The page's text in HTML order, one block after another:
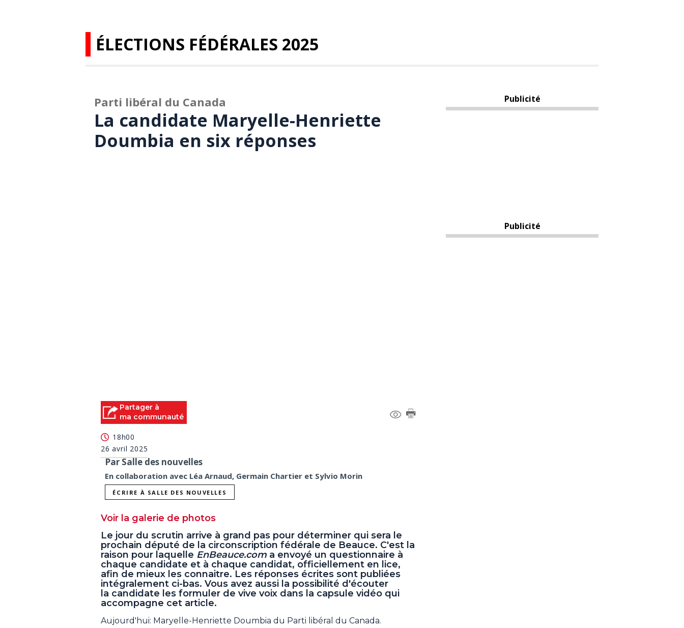
ÉLECTIONS FÉDÉRALES 2025
Parti libéral du Canada
La candidate Maryelle-Henriette
Doumbia en six réponses
Partager à
ma communauté
18h00
26 avril 2025
Par Salle des nouvelles
En collaboration avec Léa Arnaud, Germain Chartier et Sylvio Morin
ÉCRIRE À SALLE DES NOUVELLES
Voir la galerie de photos
Le jour du scrutin arrive à grand pas pour déterminer qui sera le
prochain député de la circonscription fédérale de Beauce. C'est la
raison pour laquelle EnBeauce.com a envoyé un questionnaire à
chaque candidate et à chaque candidat, officiellement en lice,
afin de mieux les connaitre. Les réponses écrites sont publiées
intégralement ci-bas. Vous avez aussi la possibilité d'écouter
la candidate les formuler de vive voix dans la capsule vidéo qui
accompagne cet article.
Aujourd'hui: Maryelle-Henriette Doumbia du Parti libéral du Canada.
Publicité
Publicité